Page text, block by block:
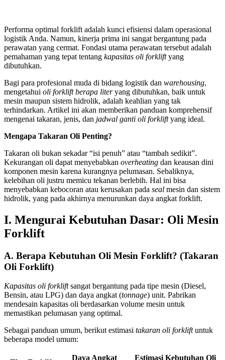
Performa optimal forklift adalah kunci efisiensi dalam operasional
logistik Anda. Namun, kinerja prima ini sangat bergantung pada
perawatan yang cermat. Fondasi utama perawatan tersebut adalah
pemahaman yang tepat tentang kapasitas oli forkliftyang
dibutuhkan.
Bagi para profesional muda di bidang logistik dan warehousing,
mengetahui oli forklift berapa literyang dibutuhkan, baik untuk
mesin maupun sistem hidrolik, adalah keahlian yang tak
terhindarkan. Artikel ini akan memberikan panduan komprehensif
mengenai takaran, jenis, dan jadwal ganti oli forkliftyang ideal.
Mengapa Takaran Oli Penting?
Takaran oli bukan sekadar “isi penuh” atau “tambah sedikit”.
Kekurangan oli dapat menyebabkan overheating dan keausan dini
komponen mesin karena kurangnya pelumasan. Sebaliknya,
kelebihan oli justru memicu tekanan berlebih. Hal ini bisa
menyebabkan kebocoran atau kerusakan pada seal mesin dan sistem
hidrolik, yang pada akhirnya menurunkan daya angkat forklift.
I. Mengurai Kebutuhan Dasar: Oli Mesin
Forklift
A. Berapa Kebutuhan Oli Mesin Forklift? (Takaran
Oli Forklift)
Kapasitas oli forkliftsangat bergantung pada tipe mesin (Diesel,
Bensin, atau LPG) dan daya angkat (tonnage) unit. Pabrikan
mendesain kapasitas oli berdasarkan volume mesin untuk
memastikan pelumasan yang optimal.
Sebagai panduan umum, berikut estimasi takaran oli forkliftuntuk
beberapa model umum:
Daya Angkat
Estimasi Kebutuhan Oli